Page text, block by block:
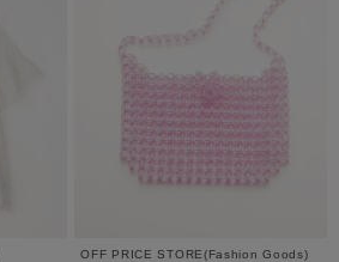
OFF PRICE STORE(Fashion Goods)